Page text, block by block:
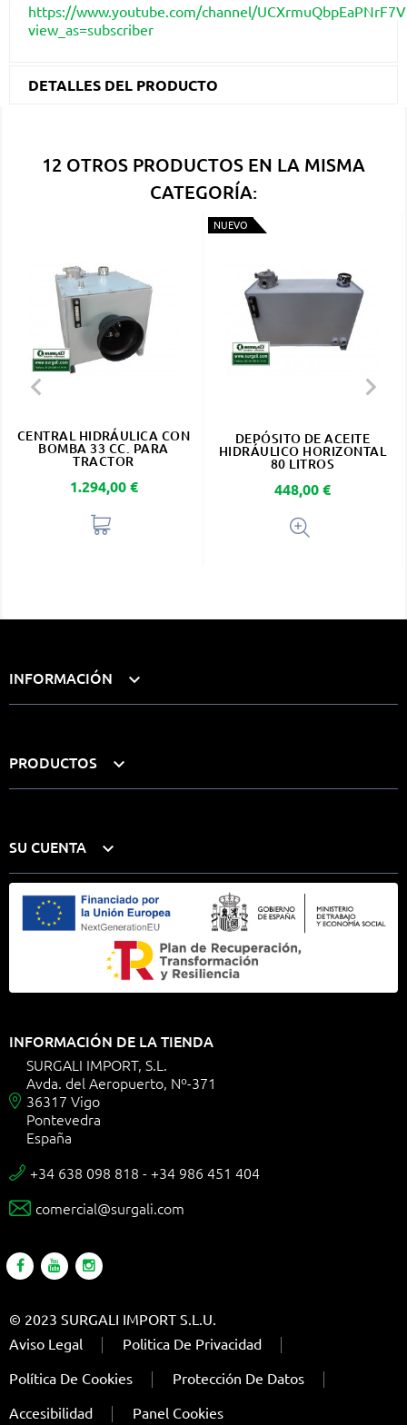
https://www.youtube.com/channel/
view_as=subscriber
DETALLES DEL PRODUCTO
12 OTROS PRODUCTOS EN LA MISMA
CATEGORÍA:

CENTRAL HIDRÁULICA CON
BOMBA 33 CC. PARA
TRACTOR
Precio
1.294,00 €
NUEVO
DEPÓSITO DE ACEITE
HIDRÁULICO HORIZONTAL
80 LITROS
Precio
448,00 €

INFORMACIÓN 
PRODUCTOS 
SU CUENTA 
INFORMACIÓN DE LA TIENDA

SURGALI IMPORT, S.L.
Avda. del Aeropuerto, Nº-371
36317 Vigo
Pontevedra
España
 +34 638 098 818 - +34 986 451 404
 comercial@surgali.com
© 2023 SURGALI IMPORT S.L.U.
Aviso Legal
Politica De Privacidad
Política De Cookies
Protección De Datos
Accesibilidad
Panel Cookies